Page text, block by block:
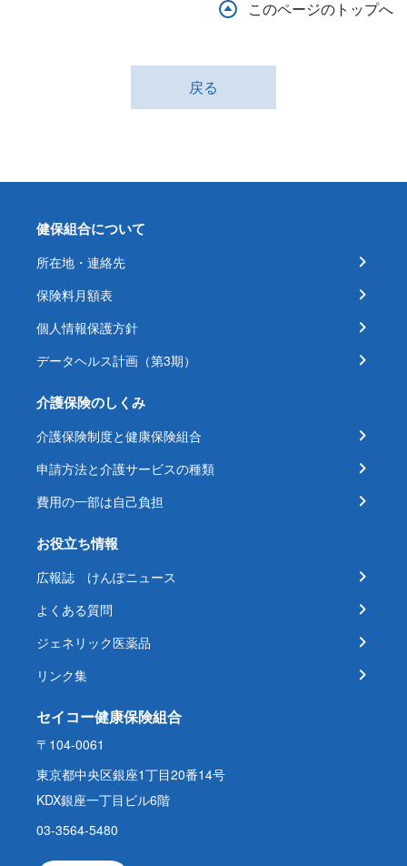
このページのトップへ
戻る
健保組合について
所在地・連絡先
保険料月額表
個人情報保護方針
データヘルス計画（第3期）
介護保険のしくみ
介護保険制度と健康保険組合
申請方法と介護サービスの種類
費用の一部は自己負担
お役立ち情報
広報誌 けんぽニュース
よくある質問
ジェネリック医薬品
リンク集
セイコー健康保険組合
〒104-0061
東京都中央区銀座1丁目20番14号
KDX銀座一丁目ビル6階
03-3564-5480